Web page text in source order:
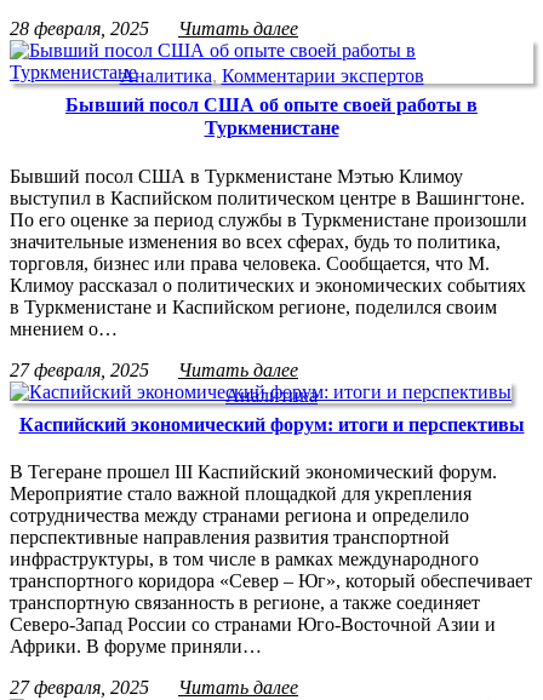
28 февраля, 2025
Читать далее
Аналитика, Комментарии экспертов
Бывший посол США об опыте своей работы в
Туркменистане
Бывший посол США в Туркменистане Мэтью Климоу
выступил в Каспийском политическом центре в Вашингтоне.
По его оценке за период службы в Туркменистане произошли
значительные изменения во всех сферах, будь то политика,
торговля, бизнес или права человека. Сообщается, что М.
Климоу рассказал о политических и экономических событиях
в Туркменистане и Каспийском регионе, поделился своим
мнением о…
27 февраля, 2025
Читать далее
Аналитика
Каспийский экономический форум: итоги и перспективы
В Тегеране прошел III Каспийский экономический форум.
Мероприятие стало важной площадкой для укрепления
сотрудничества между странами региона и определило
перспективные направления развития транспортной
инфраструктуры, в том числе в рамках международного
транспортного коридора «Север – Юг», который обеспечивает
транспортную связанность в регионе, а также соединяет
Северо-Запад России со странами Юго-Восточной Азии и
Африки. В форуме приняли…
27 февраля, 2025
Читать далее